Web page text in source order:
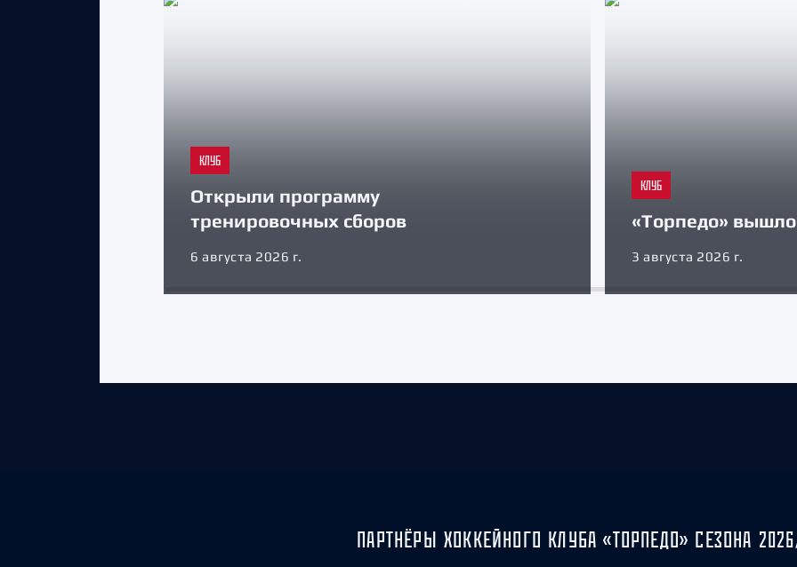
КЛУБ
Открыли программу
тренировочных сборов
6 августа 2026 г.
КЛУБ
«Торпедо» вышло
3 августа 2026 г.
ПАРТНЁРЫ ХОККЕЙНОГО КЛУБА «ТОРПЕДО» СЕЗОНА